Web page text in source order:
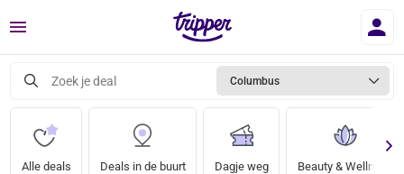
Menu
Zoek je deal Columbus
Alle deals Deals in de buurt Dagje weg Beauty & Wellness